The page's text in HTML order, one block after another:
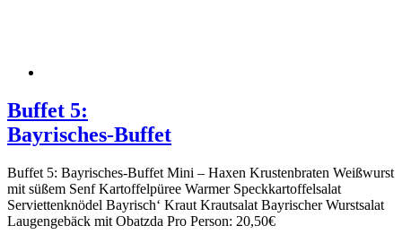
Buffet 5:
Bayrisches-Buffet
Buffet 5: Bayrisches-Buffet Mini – Haxen Krustenbraten Weißwurst
mit süßem Senf Kartoffelpüree Warmer Speckkartoffelsalat
Serviettenknödel Bayrisch‘ Kraut Krautsalat Bayrischer Wurstsalat
Laugengebäck mit Obatzda Pro Person: 20,50€